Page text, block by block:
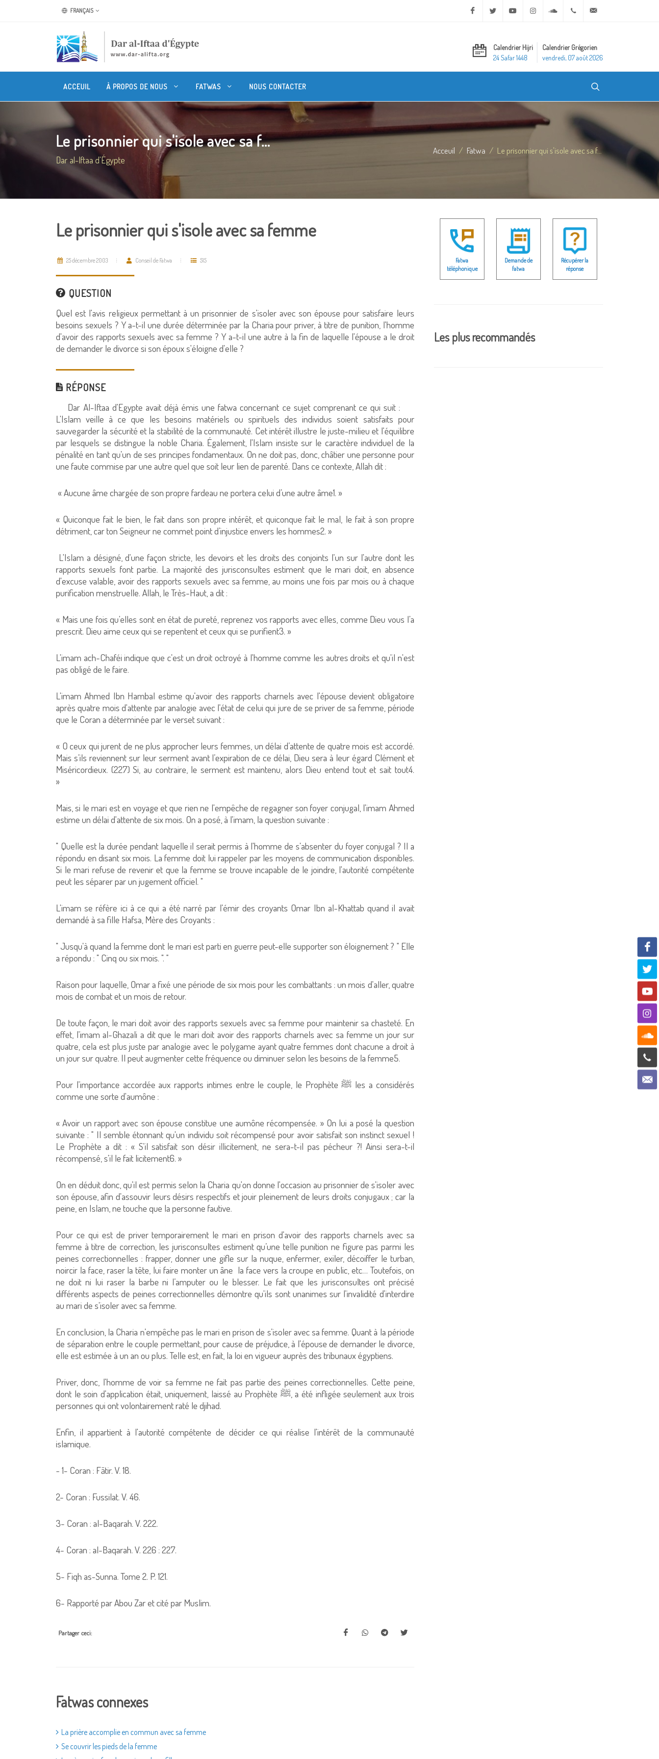
FRANÇAIS Facebook Twitter Youtube Instagram Soundcloud+20 2 25970400
Calendrier Hijri
24 Safar 1448
Calendrier Grégorien
vendredi, 07 août 2026
ACCEUIL À PROPOS DE NOUS FATWAS NOUS CONTACTER
Le prisonnier qui s'isole avec sa f...
Dar al-Iftaa d'Égypte
Acceuil Fatwa Le prisonnier qui s'isole avec sa f...
Le prisonnier qui s'isole avec sa femme
25 décembre 2003 Conseil de Fatwa 515
QUESTION
Quel est l'avis religieux permettant à un prisonnier de s'isoler avec son épouse pour satisfaire leurs
besoins sexuels ? Y a-t-il une durée déterminée par la Charia pour priver, à titre de punition, l'homme
d'avoir des rapports sexuels avec sa femme ? Y a-t-il une autre à la fin de laquelle l'épouse a le droit
de demander le divorce si son époux s'éloigne d'elle ?
RÉPONSE
Dar Al-Iftaa d'Egypte avait déjà émis une fatwa concernant ce sujet comprenant ce qui suit :
L'Islam veille à ce que les besoins matériels ou spirituels des individus soient satisfaits pour
sauvegarder la sécurité et la stabilité de la communauté. Cet intérêt illustre le juste-milieu et l'équilibre
par lesquels se distingue la noble Charia. Également, l'Islam insiste sur le caractère individuel de la
pénalité en tant qu'un de ses principes fondamentaux. On ne doit pas, donc, châtier une personne pour
une faute commise par une autre quel que soit leur lien de parenté. Dans ce contexte, Allah dit :
« Aucune âme chargée de son propre fardeau ne portera celui d’une autre âme1. »
« Quiconque fait le bien, le fait dans son propre intérêt, et quiconque fait le mal, le fait à son propre
détriment, car ton Seigneur ne commet point d’injustice envers les hommes2. »
L'Islam a désigné, d'une façon stricte, les devoirs et les droits des conjoints l'un sur l'autre dont les
rapports sexuels font partie. La majorité des jurisconsultes estiment que le mari doit, en absence
d'excuse valable, avoir des rapports sexuels avec sa femme, au moins une fois par mois ou à chaque
purification menstruelle. Allah, le Très-Haut, a dit :
« Mais une fois qu’elles sont en état de pureté, reprenez vos rapports avec elles, comme Dieu vous l’a
prescrit. Dieu aime ceux qui se repentent et ceux qui se purifient3. »
L'imam ach-Chaféi indique que c'est un droit octroyé à l'homme comme les autres droits et qu'il n'est
pas obligé de le faire.
L'imam Ahmed Ibn Hambal estime qu'avoir des rapports charnels avec l'épouse devient obligatoire
après quatre mois d'attente par analogie avec l'état de celui qui jure de se priver de sa femme, période
que le Coran a déterminée par le verset suivant :
« O ceux qui jurent de ne plus approcher leurs femmes, un délai d’attente de quatre mois est accordé.
Mais s’ils reviennent sur leur serment avant l’expiration de ce délai, Dieu sera à leur égard Clément et
Miséricordieux. (227) Si, au contraire, le serment est maintenu, alors Dieu entend tout et sait tout4.
»
Mais, si le mari est en voyage et que rien ne l'empêche de regagner son foyer conjugal, l'imam Ahmed
estime un délai d'attente de six mois. On a posé, à l'imam, la question suivante :
" Quelle est la durée pendant laquelle il serait permis à l'homme de s'absenter du foyer conjugal ? Il a
répondu en disant six mois. La femme doit lui rappeler par les moyens de communication disponibles.
Si le mari refuse de revenir et que la femme se trouve incapable de le joindre, l'autorité compétente
peut les séparer par un jugement officiel. "
L'imam se réfère ici à ce qui a été narré par l'émir des croyants Omar Ibn al-Khattab quand il avait
demandé à sa fille Hafsa, Mère des Croyants :
" Jusqu'à quand la femme dont le mari est parti en guerre peut-elle supporter son éloignement ? " Elle
a répondu : " Cinq ou six mois. ". "
Raison pour laquelle, Omar a fixé une période de six mois pour les combattants : un mois d'aller, quatre
mois de combat et un mois de retour.
De toute façon, le mari doit avoir des rapports sexuels avec sa femme pour maintenir sa chasteté. En
effet, l'imam al-Ghazali a dit que le mari doit avoir des rapports charnels avec sa femme un jour sur
quatre, cela est plus juste par analogie avec le polygame ayant quatre femmes dont chacune a droit à
un jour sur quatre. Il peut augmenter cette fréquence ou diminuer selon les besoins de la femme5.
Pour l'importance accordée aux rapports intimes entre le couple, le Prophète ﷺ les a considérés
comme une sorte d'aumône :
« Avoir un rapport avec son épouse constitue une aumône récompensée. » On lui a posé la question
suivante : " Il semble étonnant qu'un individu soit récompensé pour avoir satisfait son instinct sexuel !
Le Prophète a dit : « S'il satisfait son désir illicitement, ne sera-t-il pas pécheur ?! Ainsi sera-t-il
récompensé, s'il le fait licitement6. »
On en déduit donc, qu'il est permis selon la Charia qu'on donne l'occasion au prisonnier de s'isoler avec
son épouse, afin d'assouvir leurs désirs respectifs et jouir pleinement de leurs droits conjugaux ; car la
peine, en Islam, ne touche que la personne fautive.
Pour ce qui est de priver temporairement le mari en prison d'avoir des rapports charnels avec sa
femme à titre de correction, les jurisconsultes estiment qu’une telle punition ne figure pas parmi les
peines correctionnelles : frapper, donner une gifle sur la nuque, enfermer, exiler, décoiffer le turban,
noircir la face, raser la tête, lui faire monter un âne la face vers la croupe en public, etc… Toutefois, on
ne doit ni lui raser la barbe ni l’amputer ou le blesser. Le fait que les jurisconsultes ont précisé
différents aspects de peines correctionnelles démontre qu'ils sont unanimes sur l'invalidité d'interdire
au mari de s'isoler avec sa femme.
En conclusion, la Charia n'empêche pas le mari en prison de s'isoler avec sa femme. Quant à la période
de séparation entre le couple permettant, pour cause de préjudice, à l'épouse de demander le divorce,
elle est estimée à un an ou plus. Telle est, en fait, la loi en vigueur auprès des tribunaux égyptiens.
Priver, donc, l'homme de voir sa femme ne fait pas partie des peines correctionnelles. Cette peine,
dont le soin d'application était, uniquement, laissé au Prophète ﷺ, a été infligée seulement aux trois
personnes qui ont volontairement raté le djihad.
Enfin, il appartient à l'autorité compétente de décider ce qui réalise l'intérêt de la communauté
islamique.
- 1- Coran : Fātir. V. 18.
2- Coran : Fussilat. V. 46.
3- Coran : al-Baqarah. V. 222.
4- Coran : al-Baqarah. V. 226 : 227.
5- Fiqh as-Sunna. Tome 2. P. 121.
6- Rapporté par Abou Zar et cité par Muslim.
Partager ceci:
Fatwas connexes
La prière accomplie en commun avec sa femme
Se couvrir les pieds de la femme
Fatwa
téléphonique
Demande de
fatwa
Récupérer la
réponse
Les plus recommandés